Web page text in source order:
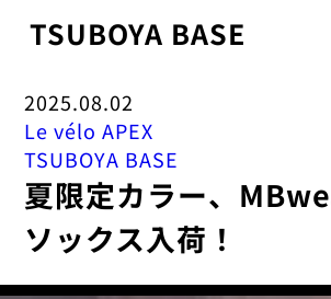
TSUBOYA BASE
2025.08.02
Le vélo APEX
TSUBOYA BASE
夏限定カラー、
ソックス入荷！